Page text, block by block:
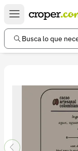
Busca lo que
Enlaces de interés
Preguntas frecuentes
Información legal
Términos y
Política de